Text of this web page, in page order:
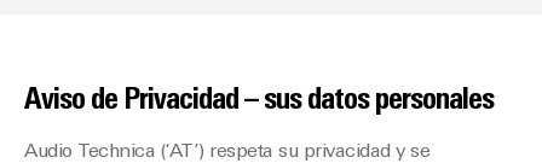
Aviso de Privacidad – sus datos personales
Audio Technica (‘AT’) respeta su privacidad y se